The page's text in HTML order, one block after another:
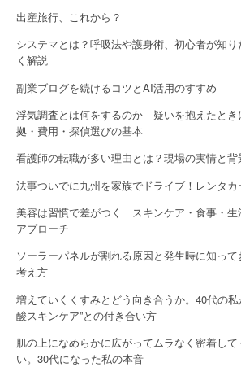
出産旅行、これから？
システマとは？呼吸法や護身術、初心者が知
く解説
副業ブログを続けるコツとAI活用のすすめ
浮気調査とは何をするのか｜疑いを抱えたと
拠・費用・探偵選びの基本
看護師の転職が多い理由とは？現場の実情と背
法事ついでに九州を家族でドライブ！レンタ
美容は習慣で差がつく｜スキンケア・食事・
アプローチ
ソーラーパネルが割れる原因と発生時に知っ
考え方
増えていくくすみとどう向き合うか。40代の
酸スキンケア”との付き合い方
肌の上になめらかに広がってムラなく密着し
い。30代になった私の本音